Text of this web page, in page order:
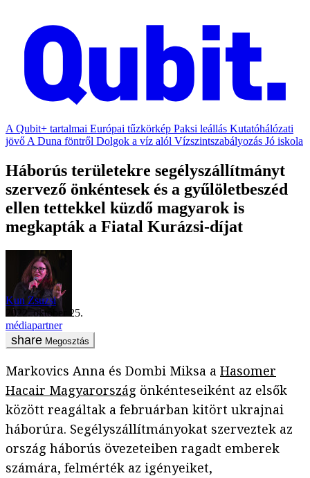
A Qubit+ tartalmai Európai tűzkörkép Paksi leállás Kutatóhálózati
jövő A Duna föntről Dolgok a víz alól Vízszintszabályozás Jó iskola
Háborús területekre segélyszállítmányt
szervező önkéntesek és a gyűlöletbeszéd
ellen tettekkel küzdő magyarok is
megkapták a Fiatal Kurázsi-díjat
Kun Zsuzsi
2022. október 25.
médiapartner
Megosztás
Markovics Anna és Dombi Miksa a Hasomer
Hacair Magyarország önkénteseiként az elsők
között reagáltak a februárban kitört ukrajnai
háborúra. Segélyszállítmányokat szerveztek az
ország háborús övezeteiben ragadt emberek
számára, felmérték az igényeiket,